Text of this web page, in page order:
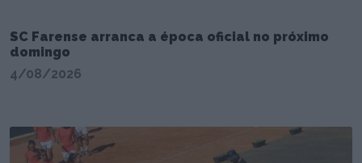
SC Farense arranca a época oficial no próximo
domingo
4/08/2026